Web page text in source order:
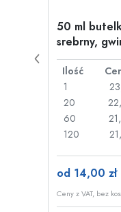
50 ml
srebrny,
Ilość
1
20
60
120
od 14,00 zł
Ceny z VAT, bez